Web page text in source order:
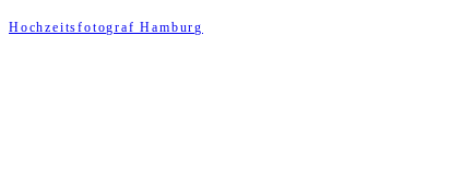
Hochzeitsfotograf Hamburg